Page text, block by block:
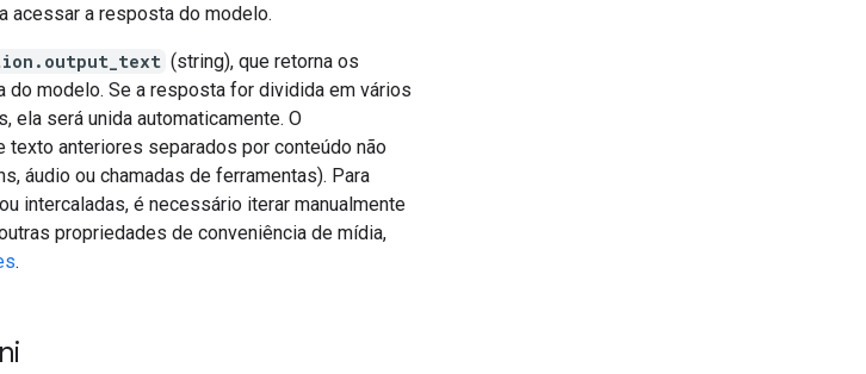
acessar a resposta do modelo.
(string), que retorna os
modelo. Se a resposta for dividida em vários
ela será unida automaticamente. O
texto anteriores separados por conteúdo não
áudio ou chamadas de ferramentas). Para
intercaladas, é necessário iterar manualmente
propriedades de conveniência de mídia,
.